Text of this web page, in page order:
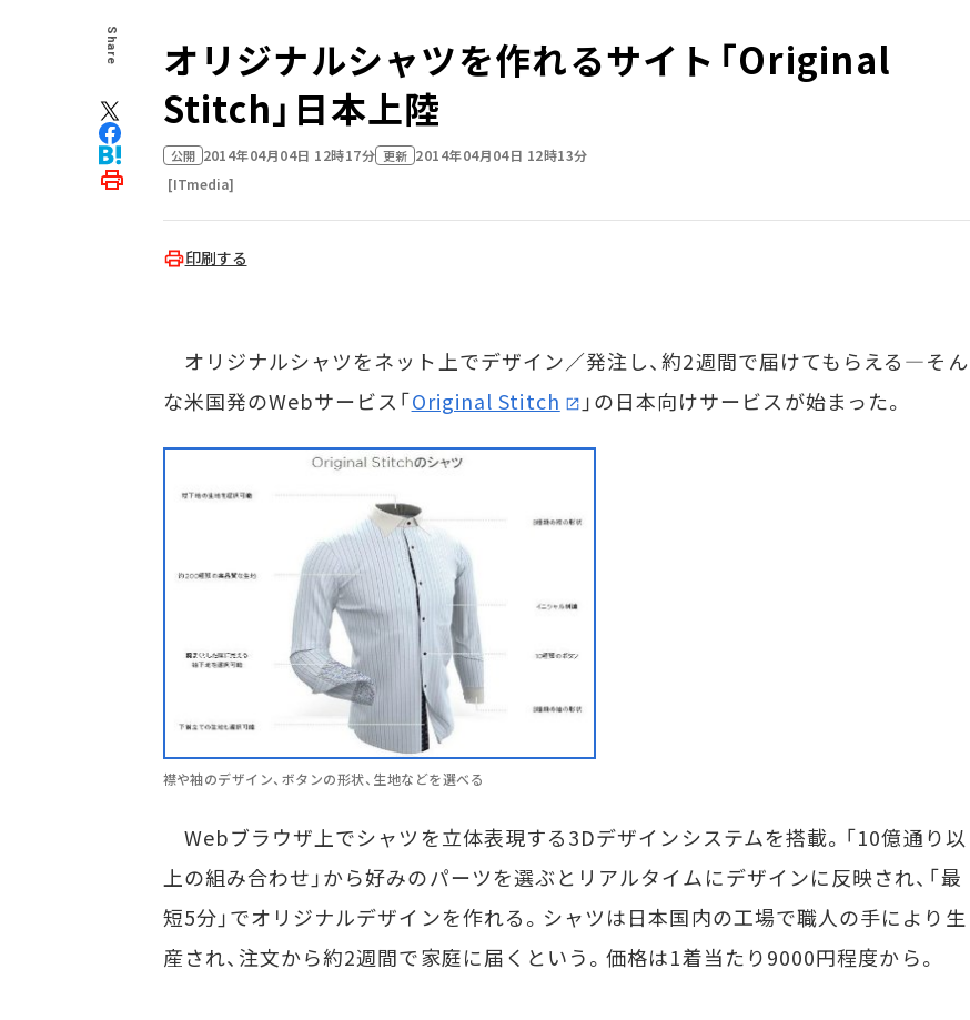
Share
オリジナルシャツを作れるサイト「Original
Stitch」日本上陸
公開 2014年04月04日 12時17分 更新 2014年04月04日 12時13分
[ITmedia]
印刷する
オリジナルシャツをネット上でデザイン／発注し、約2週間で届けてもらえる―そん
な米国発のWebサービス「Original Stitch 」の日本向けサービスが始まった。
襟や袖のデザイン、ボタンの形状、生地などを選べる
Webブラウザ上でシャツを立体表現する3Dデザインシステムを搭載。「10億通り以
上の組み合わせ」から好みのパーツを選ぶとリアルタイムにデザインに反映され、「最
短5分」でオリジナルデザインを作れる。シャツは日本国内の工場で職人の手により生
産され、注文から約2週間で家庭に届くという。価格は1着当たり9000円程度から。